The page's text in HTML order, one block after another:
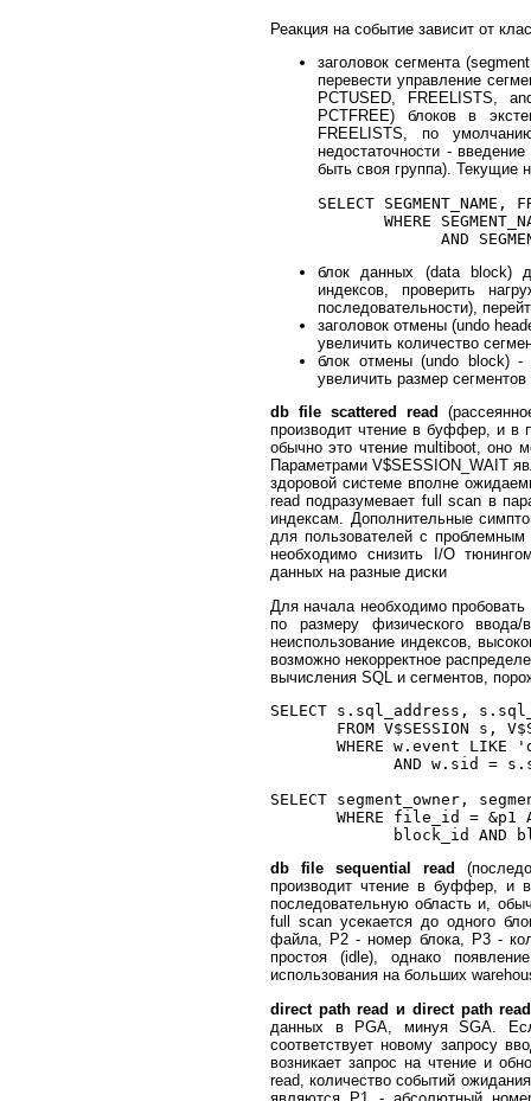
Реакция на событие зависит от
заголовок сегмента
перевести управление
PCTUSED, FREELISTS,
PCTFREE) блоков в
FREELISTS, по
недостаточности -
быть своя группа). Текущие
SELECT SEGMENT_NAME,
WHERE
блок данных (data block)
индексов, проверить
последовательности),
заголовок отмены (undo
увеличить количество
блок отмены (undo block) -
увеличить размер сегментов
db file scattered read
производит чтение в буффер, и в
обычно это чтение multiboot, оно
Параметрами V$SESSION_WAIT
здоровой системе вполне
read подразумевает full scan в
индексам. Дополнительные
для пользователей с
необходимо снизить I/O
данных на разные диски
Для начала необходимо
по размеру физического
неиспользование индексов,
возможно некорректное
вычисления SQL и сегментов,
SELECT s.sql_address,
FROM V$SESSION s,
WHERE w.event LIKE
AND w.sid =
SELECT segment_owner,
WHERE file_id = &p1
db file sequential read
производит чтение в буффер, и
последовательную область и,
full scan усекается до одного
файла, P2 - номер блока, P3 -
простоя (idle), однако
использования на больших
direct path read и direct path
данных в PGA, минуя SGA.
соответствует новому запросу
возникает запрос на чтение и
read, количество событий